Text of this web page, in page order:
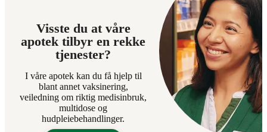
Visste du at våre
apotek tilbyr en rekke
tjenester?
I våre apotek kan du få hjelp til
blant annet vaksinering,
veiledning om riktig medisinbruk,
multidose og
hudpleiebehandlinger.